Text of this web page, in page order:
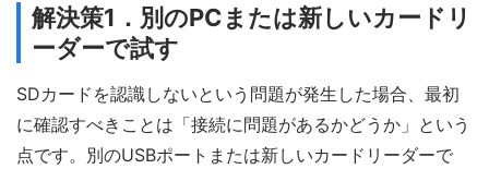
解決策1．別のPCまたは新しいカードリ
ーダーで試す
SDカードを認識しないという問題が発生した場合、最初
に確認すべきことは「接続に問題があるかどうか」という
点です。別のUSBポートまたは新しいカードリーダーで